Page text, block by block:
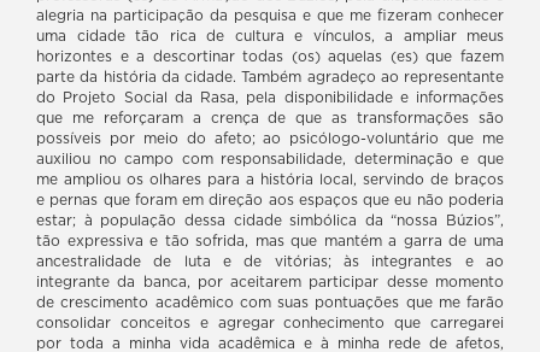
alegria na participação da pesquisa e que me fizeram conhecer
uma cidade tão rica de cultura e vínculos, a ampliar meus
horizontes e a descortinar todas (os) aquelas (es) que fazem
parte da história da cidade. Também agradeço ao representante
do Projeto Social da Rasa, pela disponibilidade e informações
que me reforçaram a crença de que as transformações são
possíveis por meio do afeto; ao psicólogo-voluntário que me
auxiliou no campo com responsabilidade, determinação e que
me ampliou os olhares para a história local, servindo de braços
e pernas que foram em direção aos espaços que eu não poderia
estar; à população dessa cidade simbólica da “nossa Búzios”,
tão expressiva e tão sofrida, mas que mantém a garra de uma
ancestralidade de luta e de vitórias; às integrantes e ao
integrante da banca, por aceitarem participar desse momento
de crescimento acadêmico com suas pontuações que me farão
consolidar conceitos e agregar conhecimento que carregarei
por toda a minha vida acadêmica e à minha rede de afetos,